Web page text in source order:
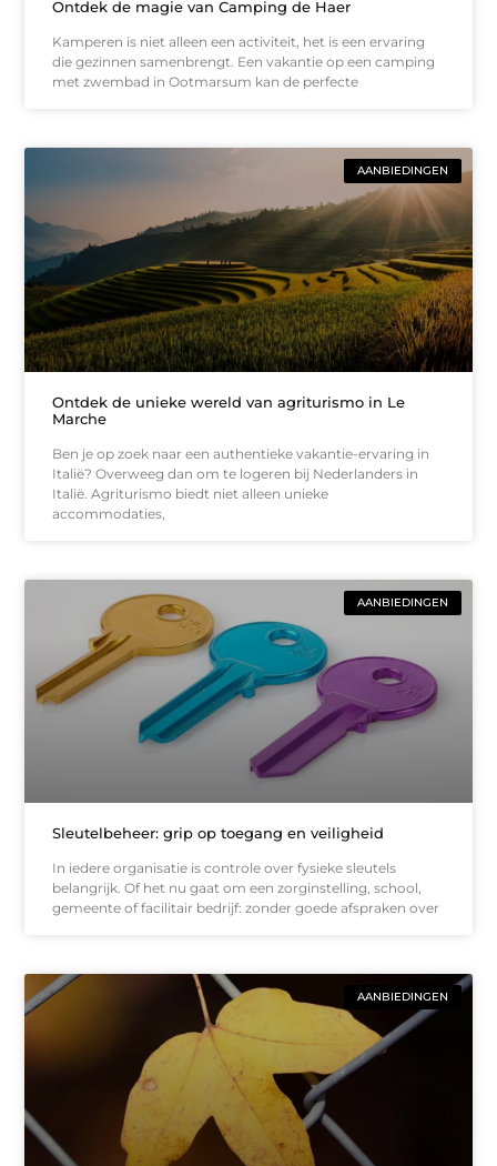
Ontdek de magie van Camping de Haer
Kamperen is niet alleen een activiteit, het is een ervaring
die gezinnen samenbrengt. Een vakantie op een camping
met zwembad in Ootmarsum kan de perfecte
AANBIEDINGEN
Ontdek de unieke wereld van agriturismo in Le
Marche
Ben je op zoek naar een authentieke vakantie-ervaring in
Italië? Overweeg dan om te logeren bij Nederlanders in
Italië. Agriturismo biedt niet alleen unieke
accommodaties,
AANBIEDINGEN
Sleutelbeheer: grip op toegang en veiligheid
In iedere organisatie is controle over fysieke sleutels
belangrijk. Of het nu gaat om een zorginstelling, school,
gemeente of facilitair bedrijf: zonder goede afspraken over
AANBIEDINGEN